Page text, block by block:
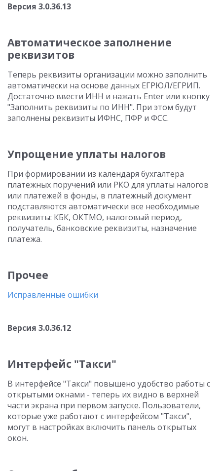
Версия 3.0.36.13
Автоматическое заполнение
реквизитов
Теперь реквизиты организации можно заполнить
автоматически на основе данных ЕГРЮЛ/ЕГРИП.
Достаточно ввести ИНН и нажать Enter или кнопку
"Заполнить реквизиты по ИНН". При этом будут
заполнены реквизиты ИФНС, ПФР и ФСС.
Упрощение уплаты налогов
При формировании из календаря бухгалтера
платежных поручений или РКО для уплаты налогов
или платежей в фонды, в платежный документ
подставляются автоматически все необходимые
реквизиты: КБК, ОКТМО, налоговый период,
получатель, банковские реквизиты, назначение
платежа.
Прочее
Исправленные ошибки
Версия 3.0.36.12
Интерфейс "Такси"
В интерфейсе "Такси" повышено удобство работы с
открытыми окнами - теперь их видно в верхней
части экрана при первом запуске. Пользователи,
которые уже работают с интерфейсом "Такси",
могут в настройках включить панель открытых
окон.